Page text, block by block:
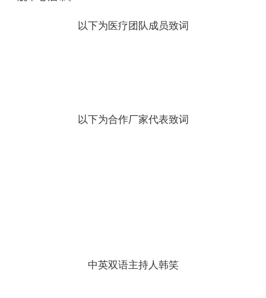
以下为医疗团队成员致词
以下为合作厂家代表致词
中英双语主持人韩笑